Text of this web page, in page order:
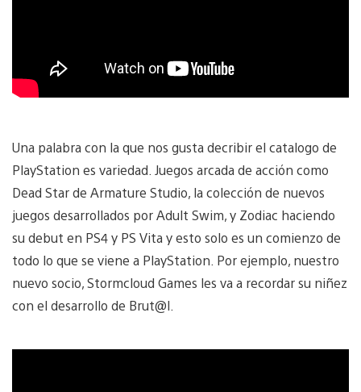
Una palabra con la que nos gusta decribir el catalogo de
PlayStation es variedad. Juegos arcada de acción como
Dead Star de Armature Studio, la colección de nuevos
juegos desarrollados por Adult Swim, y Zodiac haciendo
su debut en PS4 y PS Vita y esto solo es un comienzo de
todo lo que se viene a PlayStation. Por ejemplo, nuestro
nuevo socio, Stormcloud Games les va a recordar su niñez
con el desarrollo de Brut@l.